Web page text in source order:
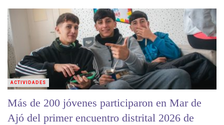
Más de 200 jóvenes participaron en Mar de
Ajó del primer encuentro distrital 2026 de
ACTIVIDADES